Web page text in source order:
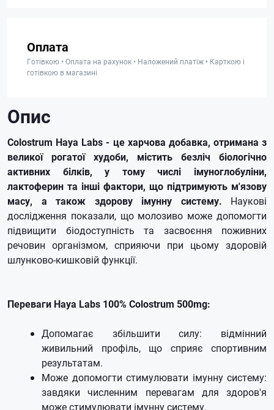
Оплата
Готівкою • Оплата на рахунок • Наложений платіж • Карткою і
готівкою в магазині
Опис
Colostrum Haya Labs - це харчова добавка, отримана з
великої рогатої худоби, містить безліч біологічно
активних білків, у тому числі імуноглобуліни,
лактоферин та інші фактори, що підтримують м'язову
масу, а також здорову імунну систему. Наукові
дослідження показали, що молозиво може допомогти
підвищити біодоступність та засвоєння поживних
речовин організмом, сприяючи при цьому здоровій
шлунково-кишковій функції.
Переваги Haya Labs 100% Colostrum 500mg:
Допомагає збільшити силу: відмінний
живильний профіль, що сприяє спортивним
результатам.
Може допомогти стимулювати імунну систему:
завдяки численним перевагам для здоров'я
може стимулювати імунну систему.